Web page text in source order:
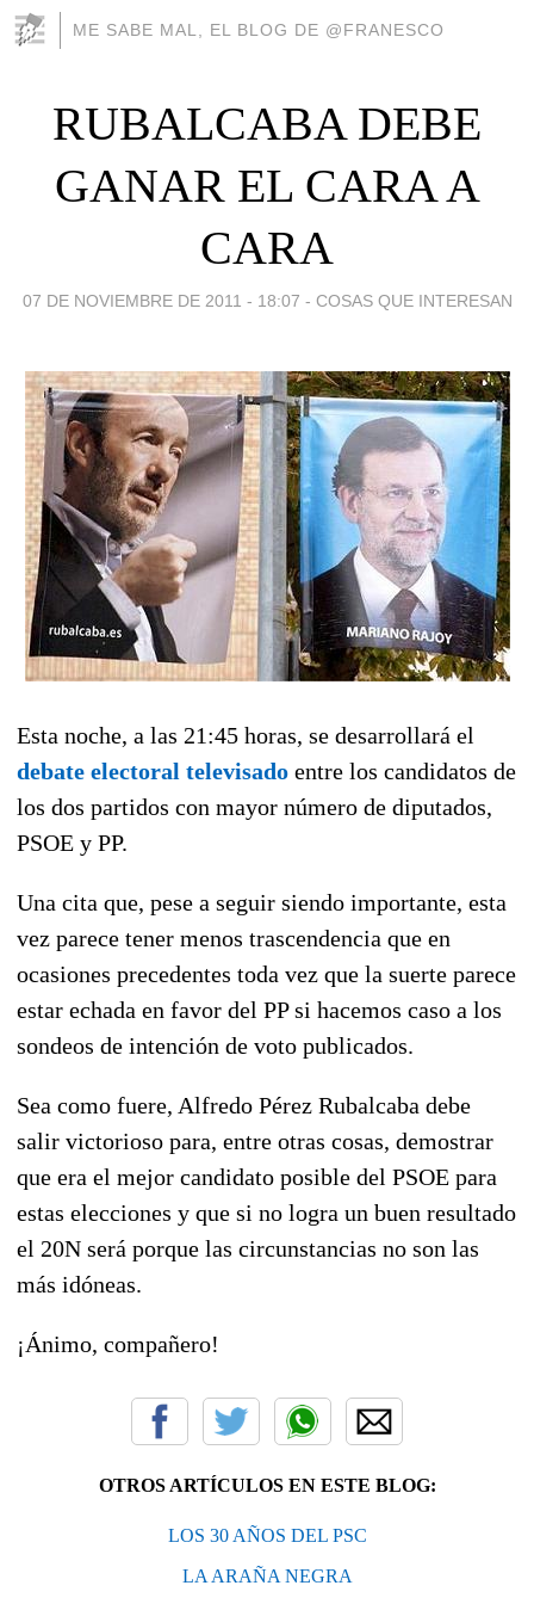
ME SABE MAL, EL BLOG DE @FRANESCO
RUBALCABA DEBE
GANAR EL CARA A
CARA
07 DE NOVIEMBRE DE 2011 - 18:07 - COSAS QUE INTERESAN
Esta noche, a las 21:45 horas, se desarrollará el
debate electoral televisado entre los candidatos de
los dos partidos con mayor número de diputados,
PSOE y PP.
Una cita que, pese a seguir siendo importante, esta
vez parece tener menos trascendencia que en
ocasiones precedentes toda vez que la suerte parece
estar echada en favor del PP si hacemos caso a los
sondeos de intención de voto publicados.
Sea como fuere, Alfredo Pérez Rubalcaba debe
salir victorioso para, entre otras cosas, demostrar
que era el mejor candidato posible del PSOE para
estas elecciones y que si no logra un buen resultado
el 20N será porque las circunstancias no son las
más idóneas.
¡Ánimo, compañero!
OTROS ARTÍCULOS EN ESTE BLOG:
LOS 30 AÑOS DEL PSC
LA ARAÑA NEGRA